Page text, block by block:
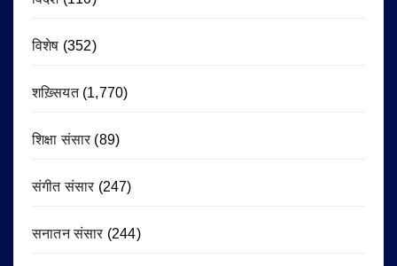
विशेष (352)
शख़्सियत(1,770)
शिक्षा संसार (89)
संगीत संसार (247)
सनातन संसार (244)